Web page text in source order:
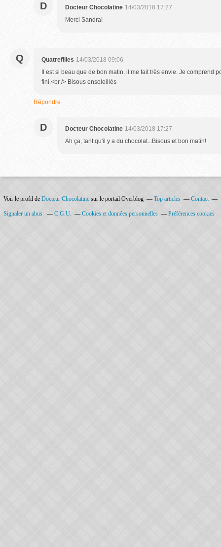
D Docteur Chocolatine 14/03/2018 17:27
Merci Sandra!
Q Quatrefilles 14/03/2018 09:06
Il est si beau que de bon matin, il me fait très envie. Je comprend
fini.<br /> Bisous ensoleillés
Répondre
D Docteur Chocolatine 14/03/2018 17:27
Ah ça, tant qu'il y a du chocolat...Bisous et bon matin!
Voir le profil de Docteur Chocolatine sur le portail Overblog Top articles Contact
Signaler un abus C.G.U. Cookies et données personnelles Préférences cookies